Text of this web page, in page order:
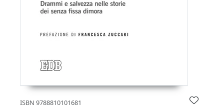
ISBN 9788810101681